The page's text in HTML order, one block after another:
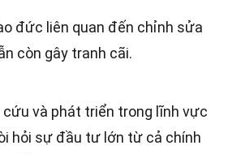
đức liên quan đến chỉnh sửa
còn gây tranh cãi.
cứu và phát triển trong lĩnh vực
hỏi sự đầu tư lớn từ cả chính